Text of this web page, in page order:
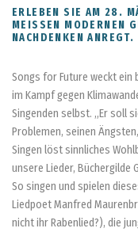
ERLEBEN SIE AM 28.
MEISSEN MODERNEN
ACHDENKEN ANREGT.
Songs for Future weckt ein
im Kampf gegen
Singenden selbst. „Er soll
Problemen, seinen
Singen löst sinnliches
unsere Lieder, Büchergilde
So singen und spielen
Liedpoet Manfred
nicht ihr Rabenlied?), die